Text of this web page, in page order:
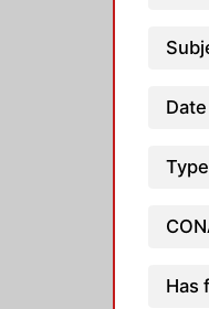
Date
Type
Has